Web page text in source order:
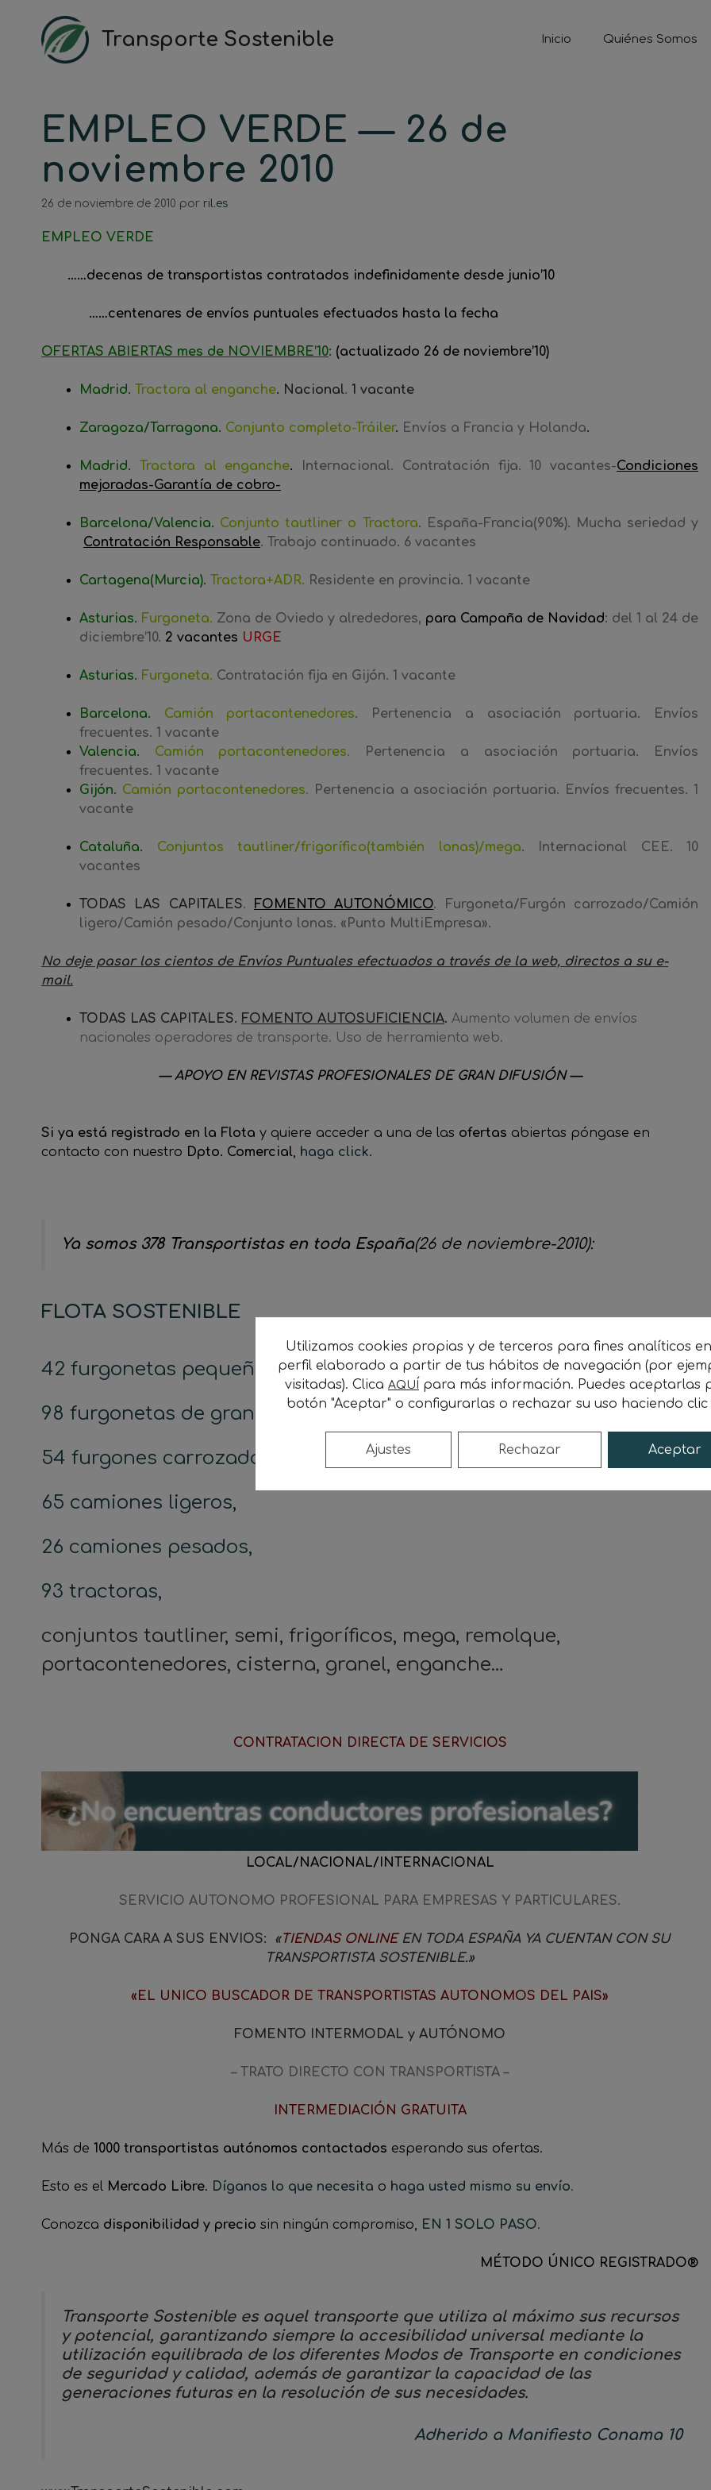
contenido
Transporte Sostenible Inicio Quiénes Somos
EMPLEO VERDE — 26 de
noviembre 2010
26 de noviembre de 2010 por ril.es
EMPLEO VERDE
……decenas de transportistas contratados indefinidamente desde junio’10
……centenares de envíos puntuales efectuados hasta la fecha
OFERTAS ABIERTAS mes de NOVIEMBRE’10: (actualizado 26 de noviembre’10)
Madrid. Tractora al enganche. Nacional. 1 vacante
Zaragoza/Tarragona. Conjunto completo-Tráiler. Envíos a Francia y Holanda.
Madrid. Tractora al enganche. Internacional. Contratación fija. 10 vacantes-Condiciones
mejoradas-Garantía de cobro-
Barcelona/Valencia. Conjunto tautliner o Tractora. España-Francia(90%). Mucha seriedad y
Contratación Responsable. Trabajo continuado. 6 vacantes
Cartagena(Murcia). Tractora+ADR. Residente en provincia. 1 vacante
Asturias. Furgoneta. Zona de Oviedo y alrededores, para Campaña de Navidad: del 1 al 24 de
diciembre’10. 2 vacantes URGE
Asturias. Furgoneta. Contratación fija en Gijón. 1 vacante
Barcelona. Camión portacontenedores. Pertenencia a asociación portuaria. Envíos
frecuentes. 1 vacante
Valencia. Camión portacontenedores. Pertenencia a asociación portuaria. Envíos
frecuentes. 1 vacante
Gijón. Camión portacontenedores. Pertenencia a asociación portuaria. Envíos frecuentes. 1
vacante
Cataluña. Conjuntos tautliner/frigorífico(también lonas)/mega. Internacional CEE. 10
vacantes
TODAS LAS CAPITALES. FOMENTO AUTONÓMICO. Furgoneta/Furgón carrozado/Camión
ligero/Camión pesado/Conjunto lonas. «Punto MultiEmpresa».
No deje pasar los cientos de Envíos Puntuales efectuados a través de la web, directos a su e-
mail.
TODAS LAS CAPITALES. FOMENTO AUTOSUFICIENCIA. Aumento volumen de envíos
nacionales operadores de transporte. Uso de herramienta web.
— APOYO EN REVISTAS PROFESIONALES DE GRAN DIFUSIÓN —
Si ya está registrado en la Flota y quiere acceder a una de las ofertas abiertas póngase en
contacto con nuestro Dpto. Comercial, haga click.
Ya somos 378 Transportistas en toda España(26 de noviembre-2010):
FLOTA SOSTENIBLE
42 furgonetas pequeñas,
98 furgonetas de gran volumen,
54 furgones carrozados,
65 camiones ligeros,
26 camiones pesados,
93 tractoras,
conjuntos tautliner, semi, frigoríficos, mega, remolque,
portacontenedores, cisterna, granel, enganche…
CONTRATACION DIRECTA DE SERVICIOS
LOCAL/NACIONAL/INTERNACIONAL
SERVICIO AUTONOMO PROFESIONAL PARA EMPRESAS Y PARTICULARES.
PONGA CARA A SUS ENVIOS: «TIENDAS ONLINE EN TODA ESPAÑA YA CUENTAN CON SU
TRANSPORTISTA SOSTENIBLE.»
«EL UNICO BUSCADOR DE TRANSPORTISTAS AUTONOMOS DEL PAIS»
FOMENTO INTERMODAL y AUTÓNOMO
– TRATO DIRECTO CON TRANSPORTISTA –
INTERMEDIACIÓN GRATUITA
Más de 1000 transportistas autónomos contactados esperando sus ofertas.
Esto es el Mercado Libre. Díganos lo que necesita o haga usted mismo su envío.
Conozca disponibilidad y precio sin ningún compromiso, EN 1 SOLO PASO.
MÉTODO ÚNICO REGISTRADO®
Transporte Sostenible es aquel transporte que utiliza al máximo sus recursos
y potencial, garantizando siempre la accesibilidad universal mediante la
utilización equilibrada de los diferentes Modos de Transporte en condiciones
de seguridad y calidad, además de garantizar la capacidad de las
generaciones futuras en la resolución de sus necesidades.
Adherido a Manifiesto Conama 10
Utilizamos cookies propias y de terceros para fines analíticos
perfil elaborado a partir de tus hábitos de navegación (por
visitadas). Clica AQUÍ para más información. Puedes aceptarlas
botón "Aceptar" o configurarlas o rechazar su uso haciendo clic
Aceptar
Rechazar
Ajustes